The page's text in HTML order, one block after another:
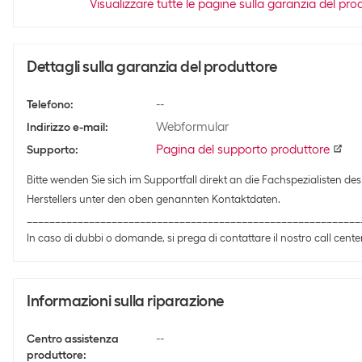
Visualizzare tutte le pagine sulla garanzia del
Dettagli sulla garanzia del produttore
Telefono: --
Indirizzo e-mail: Webformular
Supporto: Pagina del supporto produttore
Bitte wenden Sie sich im Supportfall direkt an die Fachspezialisten des
Herstellers unter den oben genannten Kontaktdaten.
In caso di dubbi o domande, si prega di contattare il nostro call
Informazioni sulla riparazione
Centro assistenza
produttore:
--